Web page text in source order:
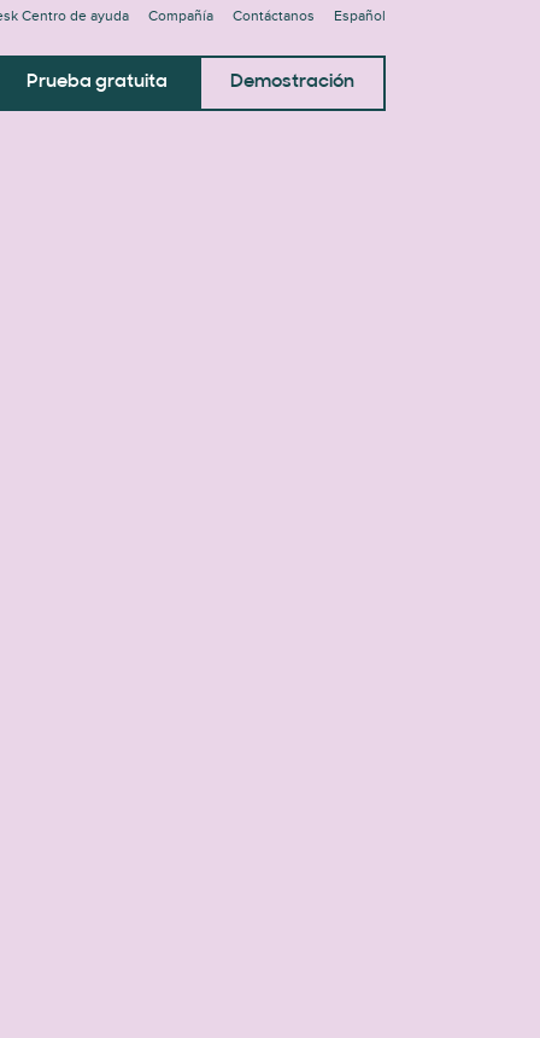
Centro de ayuda Compañía Contáctanos Español
Prueba gratuita Demostración